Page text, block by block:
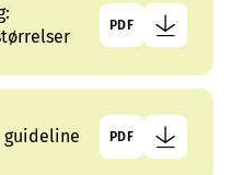
PDF
guideline PDF